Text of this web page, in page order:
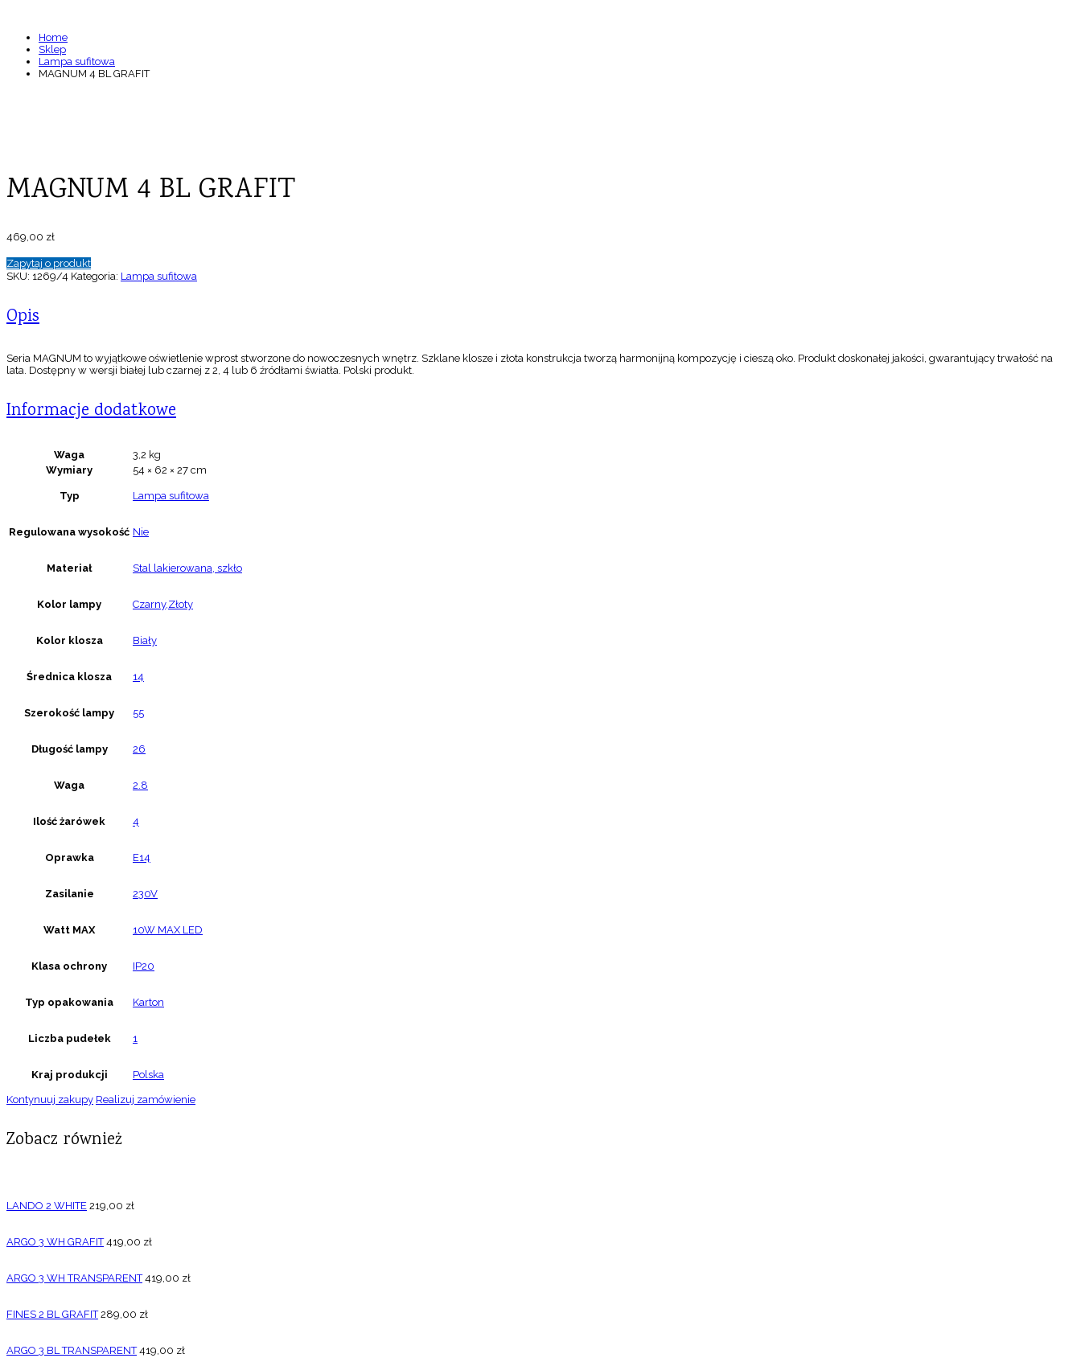
Home
Sklep
Lampa sufitowa
MAGNUM 4 BL GRAFIT
MAGNUM 4 BL GRAFIT
469,00 zł
Zapytaj o produkt
SKU: 1269/4 Kategoria: Lampa sufitowa
Opis
Seria MAGNUM to wyjątkowe oświetlenie wprost stworzone do nowoczesnych wnętrz. Szklane klosze i złota konstrukcja tworzą harmonijną kompozycję i cieszą oko. Produkt doskonałej jakości, gwarantujący trwałość na
lata. Dostępny w wersji białej lub czarnej z 2, 4 lub 6 źródłami światła. Polski produkt.
Informacje dodatkowe
Waga
3,2 kg
Wymiary
54 × 62 × 27 cm
Typ Lampa sufitowa
Regulowana wysokość Nie
Materiał Stal lakierowana, szkło
Kolor lampy Czarny,Złoty
Kolor klosza Biały
Średnica klosza 14
Szerokość lampy 55
Długość lampy 26
Waga 2.8
Ilość żarówek 4
Oprawka E14
Zasilanie 230V
Watt MAX 10W MAX LED
Klasa ochrony IP20
Typ opakowania Karton
Liczba pudełek 1
Kraj produkcji Polska
Kontynuuj zakupy Realizuj zamówienie
Zobacz również
LANDO 2 WHITE 219,00 zł
ARGO 3 WH GRAFIT 419,00 zł
ARGO 3 WH TRANSPARENT 419,00 zł
FINES 2 BL GRAFIT 289,00 zł
ARGO 3 BL TRANSPARENT 419,00 zł